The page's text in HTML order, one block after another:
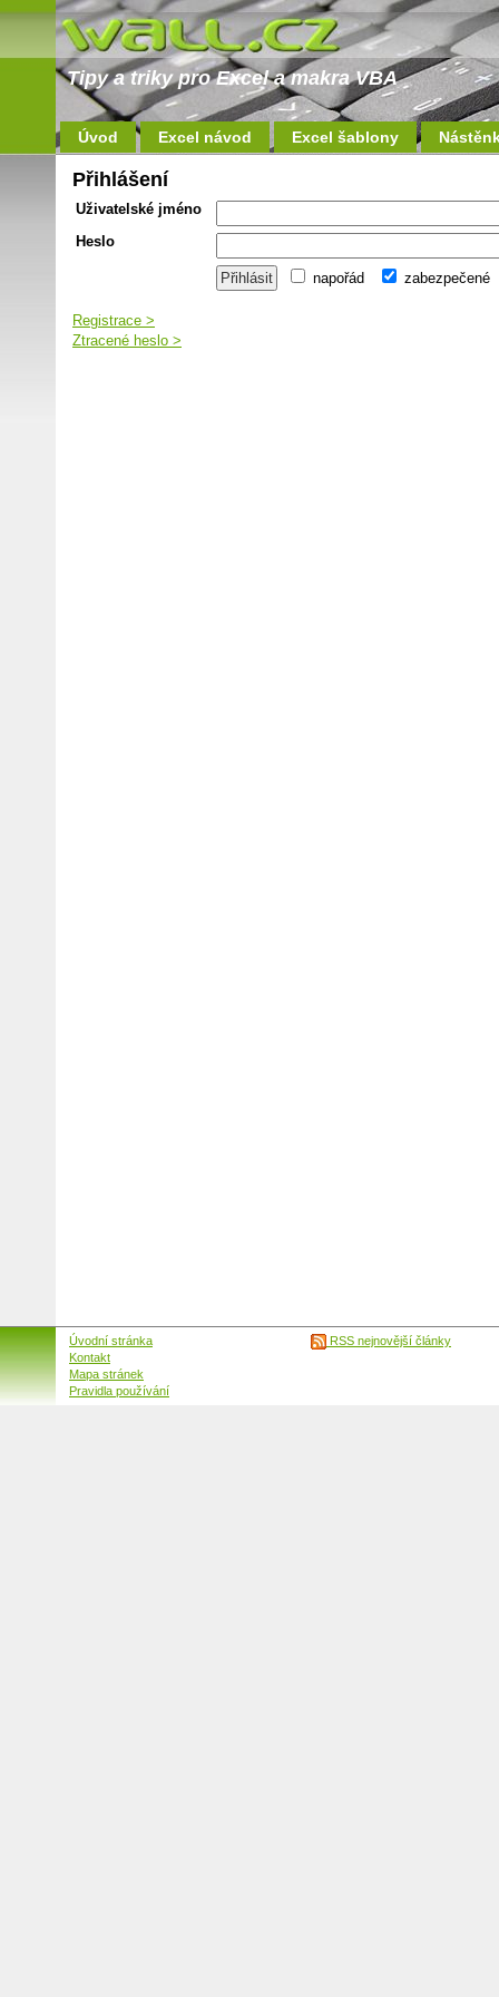
Tipy a triky pro Excel a makra VBA
Úvod Excel návod Excel šablony
Přihlášení
Uživatelské jméno
Heslo
napořád zabezpečené
Registrace >
Ztracené heslo >
Úvodní stránka
Kontakt
Mapa stránek
Pravidla používání
RSS nejnovější články